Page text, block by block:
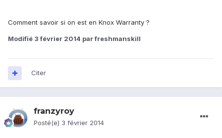
Comment savoir si on est en Knox Warranty ?
Modifié 3 février 2014 par freshmanskill
Citer
franzyroy
Posté(e) 3 février 2014